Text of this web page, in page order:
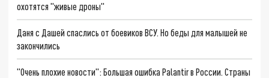
охотятся "живые дроны"
Даня с Дашей спаслись от боевиков ВСУ. Но беды для малышей не
закончились
"Очень плохие новости": Большая ошибка Palantir в России. Страны